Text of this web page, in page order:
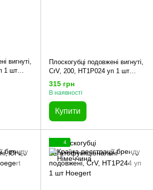
вигнуті,
1 шт
Плоскогубці подовжені вигнуті,
CrV, 200, HT1P024 уп 1 шт
Hoegert
315 грн
В наявності
Купити
4